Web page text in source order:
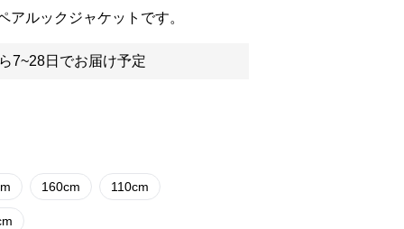
アルックジャケットです。
7~28日でお届け予定
160cm 110cm